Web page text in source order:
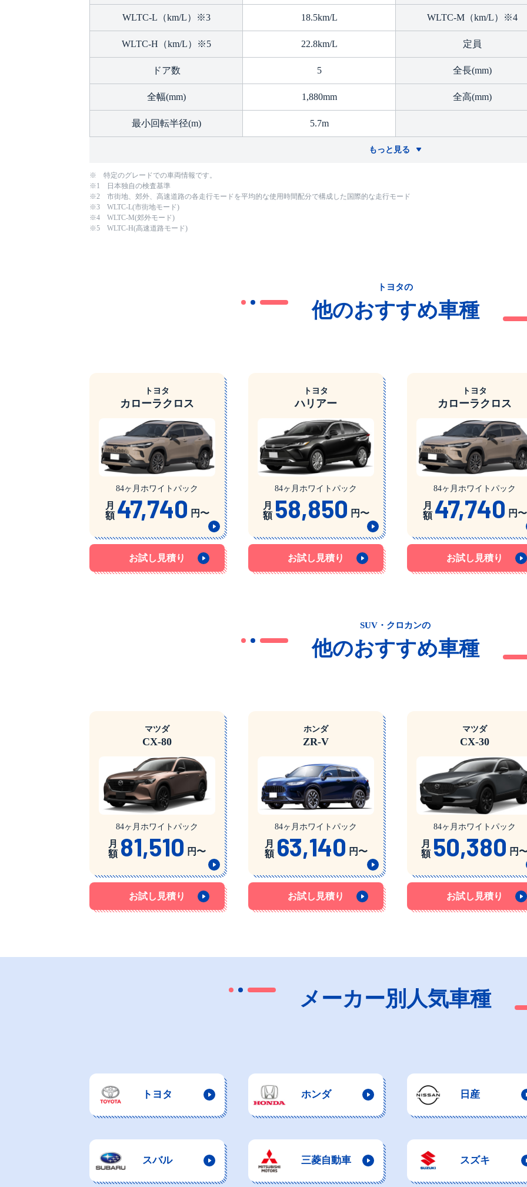
WLTC-L（km/L）※3 18.5km/L WLTC-M（km/L）※4
WLTC-H（km/L）※5 22.8km/L 定員
ドア数 5 全長(mm)
全幅(mm) 1,880mm 全高(mm)
最小回転半径(m) 5.7m
もっと見る
※ 特定のグレードでの車両情報です。
※1 日本独自の検査基準
※2 市街地、郊外、高速道路の各走行モードを平均的な使用時間配分で構成した国際的な走行モード
※3 WLTC-L(市街地モード)
※4 WLTC-M(郊外モード)
※5 WLTC-H(高速道路モード)
トヨタの
他のおすすめ車種
トヨタ
カローラクロス
84ヶ月ホワイトパック
月
額 47,740 円〜
お試し見積り
トヨタ
ハリアー
84ヶ月ホワイトパック
月
額 58,850 円〜
お試し見積り
トヨタ
カローラクロス
84ヶ月ホワイトパック
月
額 47,740 円〜
お試し見積り
SUV・クロカンの
他のおすすめ車種
マツダ
CX-80
84ヶ月ホワイトパック
月
額 81,510 円〜
お試し見積り
ホンダ
ZR-V
84ヶ月ホワイトパック
月
額 63,140 円〜
お試し見積り
マツダ
CX-30
84ヶ月ホワイトパック
月
額 50,380 円
お試し見積り
メーカー別人気車種
トヨタ ホンダ 日産
スバル 三菱自動車 スズキ